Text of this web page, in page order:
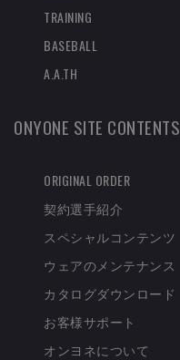
TRAINING
BASEBALL
A.A.TH
ONYONE SITE CONTENTS
ORIGINAL ORDER
契約選手紹介
スペシャルコンテンツ
ウェアのメンテナンス
カタログダウンロード
お客様サポート
オンヨネについて